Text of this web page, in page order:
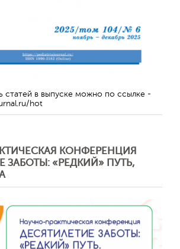
статей в выпуске можно по ссылке -
hot
КОНФЕРЕНЦИЯ
ЗАБОТЫ: «РЕДКИЙ» ПУТЬ,